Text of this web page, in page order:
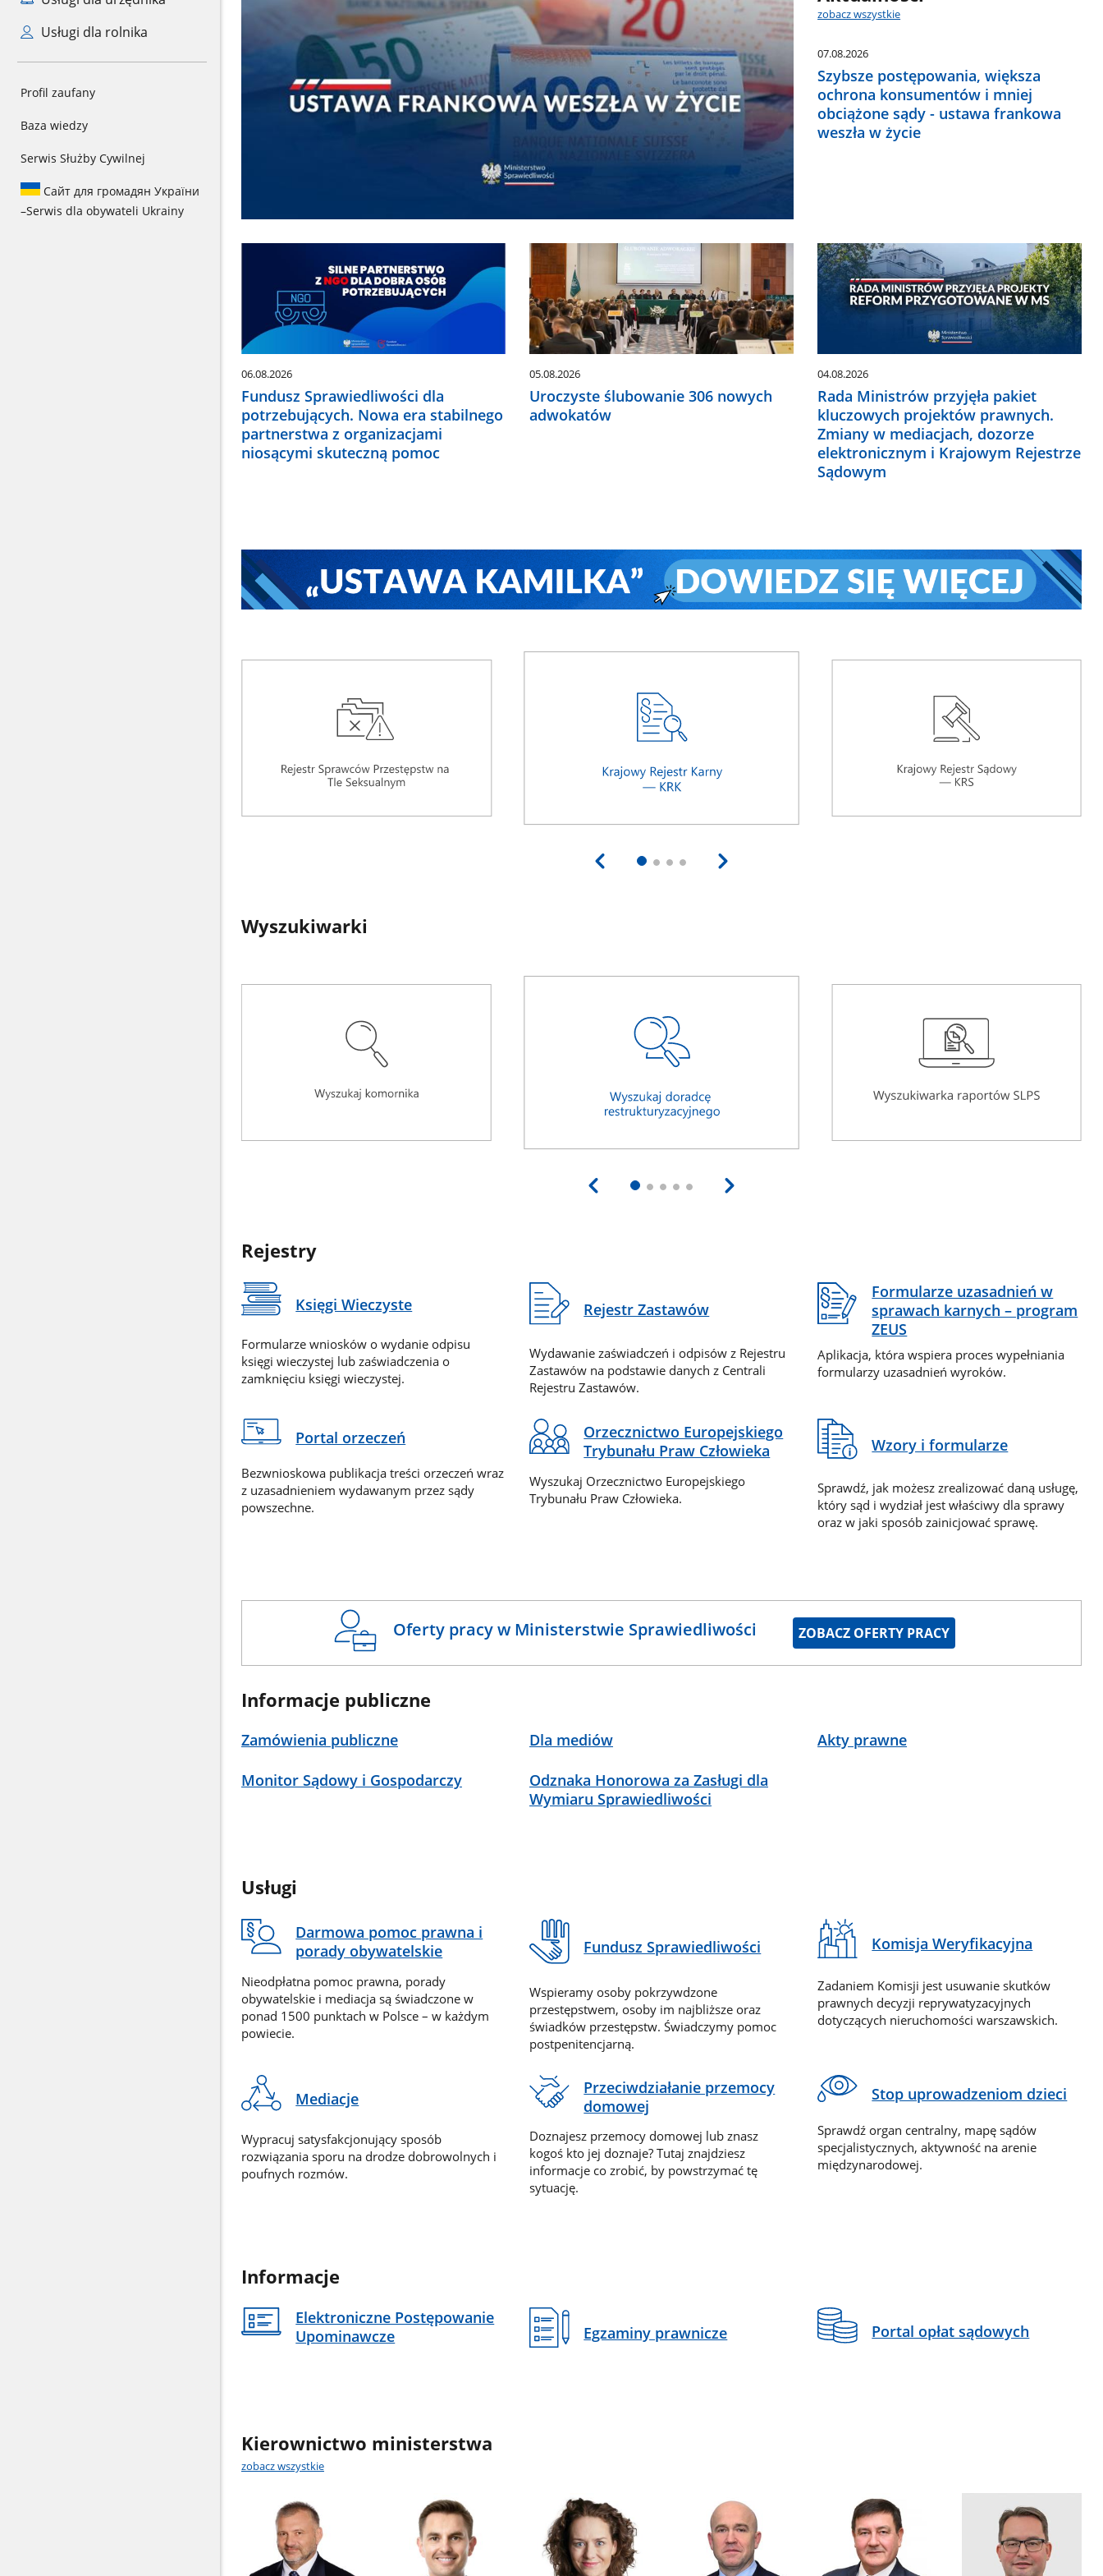
Usługi dla rolnika
Profil zaufany
Baza wiedzy
Serwis Służby Cywilnej
Сайт для громадян України
–Serwis dla obywateli Ukrainy
zobacz wszystkie
07.08.2026
Szybsze postępowania, większa
ochrona konsumentów i mniej
obciążone sądy - ustawa frankowa
weszła w życie
06.08.2026
Fundusz Sprawiedliwości dla
potrzebujących. Nowa era stabilnego
partnerstwa z organizacjami
niosącymi skuteczną pomoc
05.08.2026
Uroczyste ślubowanie 306 nowych
adwokatów
04.08.2026
Rada Ministrów przyjęła pakiet
kluczowych projektów prawnych.
Zmiany w mediacjach, dozorze
elektronicznym i Krajowym Rejestrze
Sądowym
Wyszukiwarki
Rejestry
Księgi Wieczyste
Formularze wniosków o wydanie odpisu
księgi wieczystej lub zaświadczenia o
zamknięciu księgi wieczystej.
Rejestr Zastawów
Wydawanie zaświadczeń i odpisów z Rejestru
Zastawów na podstawie danych z Centrali
Rejestru Zastawów.
Formularze uzasadnień w
sprawach karnych – program
ZEUS
Aplikacja, która wspiera proces wypełniania
formularzy uzasadnień wyroków.
Portal orzeczeń
Bezwnioskowa publikacja treści orzeczeń wraz
z uzasadnieniem wydawanym przez sądy
powszechne.
Orzecznictwo Europejskiego
Trybunału Praw Człowieka
Wyszukaj Orzecznictwo Europejskiego
Trybunału Praw Człowieka.
Wzory i formularze
Sprawdź, jak możesz zrealizować daną usługę,
który sąd i wydział jest właściwy dla sprawy
oraz w jaki sposób zainicjować sprawę.
Oferty pracy w Ministerstwie Sprawiedliwości ZOBACZ OFERTY PRACY
Informacje publiczne
Zamówienia publiczne Dla mediów Akty prawne
Monitor Sądowy i Gospodarczy
Odznaka Honorowa za Zasługi dla
Wymiaru Sprawiedliwości
Usługi
Darmowa pomoc prawna i
porady obywatelskie
Nieodpłatna pomoc prawna, porady
obywatelskie i mediacja są świadczone w
ponad 1500 punktach w Polsce – w każdym
powiecie.
Fundusz Sprawiedliwości
Wspieramy osoby pokrzywdzone
przestępstwem, osoby im najbliższe oraz
świadków przestępstw. Świadczymy pomoc
postpenitencjarną.
Komisja Weryfikacyjna
Zadaniem Komisji jest usuwanie skutków
prawnych decyzji reprywatyzacyjnych
dotyczących nieruchomości warszawskich.
Mediacje
Wypracuj satysfakcjonujący sposób
rozwiązania sporu na drodze dobrowolnych i
poufnych rozmów.
Przeciwdziałanie przemocy
domowej
Doznajesz przemocy domowej lub znasz
kogoś kto jej doznaje? Tutaj znajdziesz
informacje co zrobić, by powstrzymać tę
sytuację.
Stop uprowadzeniom dzieci
Sprawdź organ centralny, mapę sądów
specjalistycznych, aktywność na arenie
międzynarodowej.
Informacje
Elektroniczne Postępowanie
Upominawcze
Egzaminy prawnicze Portal opłat sądowych
Kierownictwo ministerstwa
zobacz wszystkie